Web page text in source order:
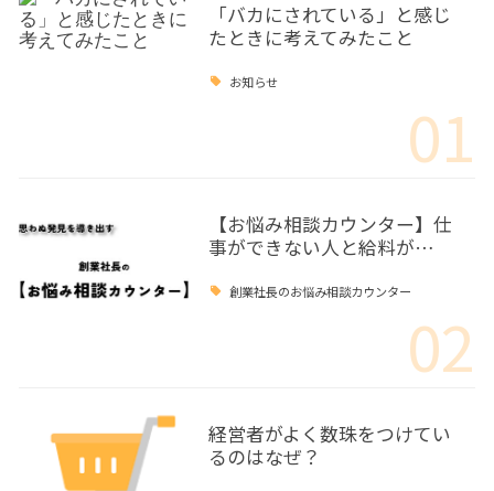
「バカにされている」と感じ
たときに考えてみたこと
お知らせ
01
【お悩み相談カウンター】仕
事ができない人と給料が…
創業社長のお悩み相談カウンター
02
経営者がよく数珠をつけてい
るのはなぜ？